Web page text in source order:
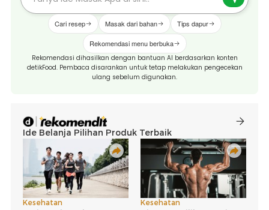
Cari resep Masak dari bahan Tips dapur
Rekomendasi menu berbuka
Rekomendasi dihasilkan dengan bantuan AI berdasarkan konten
detikFood. Pembaca disarankan untuk tetap melakukan pengecekan
ulang sebelum digunakan.